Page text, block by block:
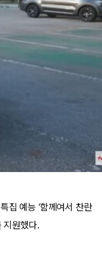
집 예능 ‘함께여서 찬란
지원했다.